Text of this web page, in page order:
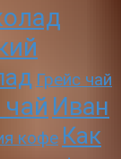
Грейс чай
Иван
кофе Как